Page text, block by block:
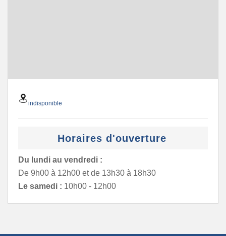
indisponible
Horaires d'ouverture
Du lundi au vendredi :
De 9h00 à 12h00 et de 13h30 à 18h30
Le samedi : 10h00 - 12h00